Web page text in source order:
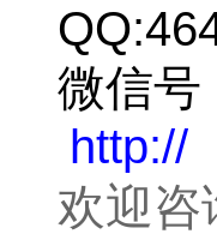
微信号
http://
欢迎咨